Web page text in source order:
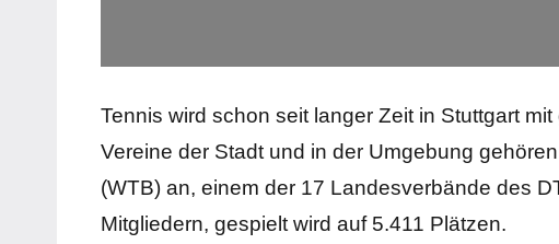
Tennis wird schon seit langer Zeit in Stuttgart
Vereine der Stadt und in der Umgebung
(WTB) an, einem der 17 Landesverbände des
Mitgliedern, gespielt wird auf 5.411 Plätzen.